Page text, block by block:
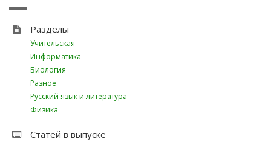
Разделы
Учительская
Информатика
Биология
Разное
Русский язык и литература
Физика
Статей в выпуске